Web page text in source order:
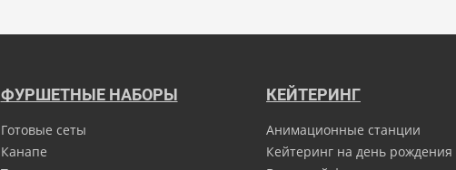
ФУРШЕТНЫЕ НАБОРЫ
Готовые сеты
Канапе
КЕЙТЕРИНГ
Анимационные станции
Кейтеринг на день рождения